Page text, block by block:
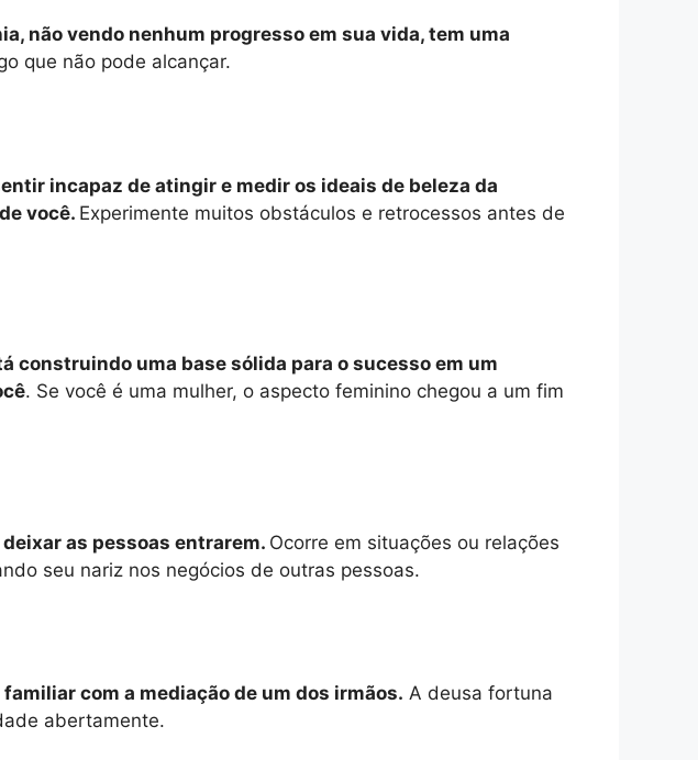
não vendo nenhum progresso em sua vida, tem uma
que não pode alcançar.
incapaz de atingir e medir os ideais de beleza da
você. Experimente muitos obstáculos e retrocessos antes de
construindo uma base sólida para o sucesso em um
. Se você é uma mulher, o aspecto feminino chegou a um fim
as pessoas entrarem. Ocorre em situações ou relações
seu nariz nos negócios de outras pessoas.
com a mediação de um dos irmãos. A deusa fortuna
abertamente.